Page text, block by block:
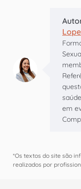
em
*Os textos do site são
realizados por